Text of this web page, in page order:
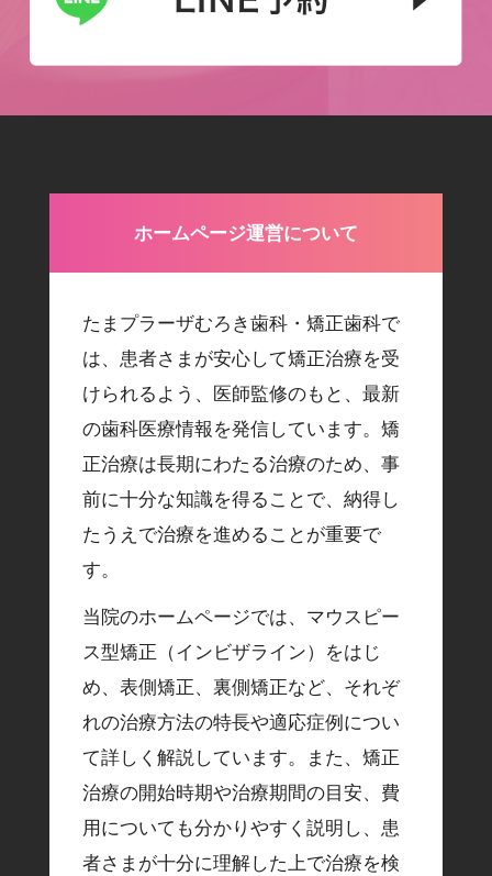
ホームページ運営について
たまプラーザむろき歯科・矯正歯科で
は、患者さまが安心して矯正治療を受
けられるよう、医師監修のもと、最新
の歯科医療情報を発信しています。矯
正治療は長期にわたる治療のため、事
前に十分な知識を得ることで、納得し
たうえで治療を進めることが重要で
す。
当院のホームページでは、マウスピー
ス型矯正（インビザライン）をはじ
め、表側矯正、裏側矯正など、それぞ
れの治療方法の特長や適応症例につい
て詳しく解説しています。また、矯正
治療の開始時期や治療期間の目安、費
用についても分かりやすく説明し、患
者さまが十分に理解した上で治療を検